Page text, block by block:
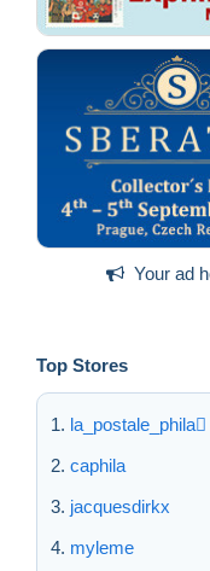
Your ad
Top Stores
la_postale_phila
caphila
jacquesdirkx
myleme